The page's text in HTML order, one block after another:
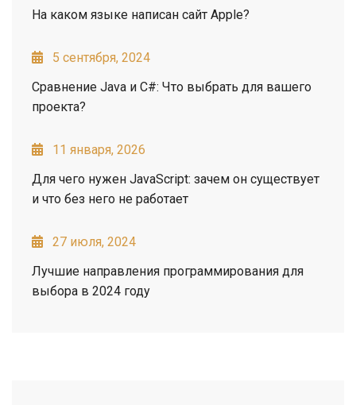
На каком языке написан сайт Apple?
5 сентября, 2024
Сравнение Java и C#: Что выбрать для вашего
проекта?
11 января, 2026
Для чего нужен JavaScript: зачем он существует
и что без него не работает
27 июля, 2024
Лучшие направления программирования для
выбора в 2024 году